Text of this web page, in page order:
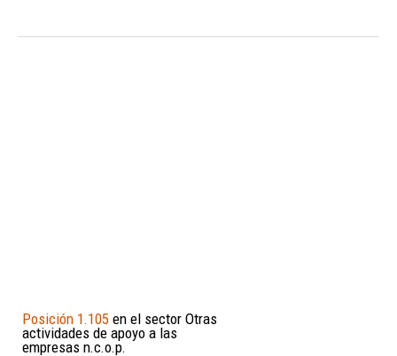
Posición 1.105 en el sector Otras
actividades de apoyo a las
empresas n.c.o.p.